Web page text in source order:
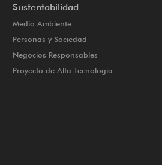
Sustentabilidad
Medio Ambiente
Personas y Sociedad
Negocios Responsables
Proyecto de Alta Tecnología